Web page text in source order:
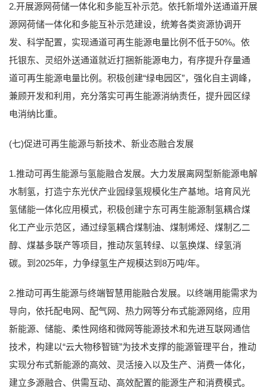
2.开展源网荷储一体化和多能互补示范。依托新增外送通道开展
源网荷储一体化和多能互补示范建设，统筹各类资源协调开
发、科学配置，实现通道可再生能源电量比例不低于50%。依
托银东、灵绍外送通道就近打捆新能源电力，有序提升存量通
道可再生能源电量比例。积极创建“绿电园区”，强化自主调峰，
兼顾开发和利用，充分落实可再生能源消纳责任，提升园区绿
电消纳比重。
(七)促进可再生能源与新技术、新业态融合发展
1.推动可再生能源与氢能融合发展。大力发展离网型新能源电解
水制氢，打造宁东光伏产业园绿氢规模化生产基地。培育风光
氢储能一体化应用模式，积极创建宁东可再生能源制氢耦合煤
化工产业示范区，通过绿氢耦合煤制油、煤制烯烃、煤制乙二
醇、煤基多联产等项目，推动灰氢转绿、以氢换煤、绿氢消
碳。到2025年，力争绿氢生产规模达到8万吨/年。
2.推动可再生能源与终端智慧用能融合发展。以终端用能需求为
导向，依托配电网、配气网、热力网等分布式能源网络，应用
新能源、储能、柔性网络和微网等能源技术和先进互联网通信
技术，构建以“云大物移智链”为技术支撑的能源管理平台，推动
实现分布式新能源的高效、灵活接入以及生产、消费一体化，
建立多源融合、供需互动、高效配置的能源生产和消费模式。